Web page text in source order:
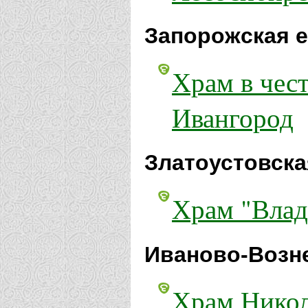
Запорожская
Храм в
Ивангород
Храм
Иваново-
Храм